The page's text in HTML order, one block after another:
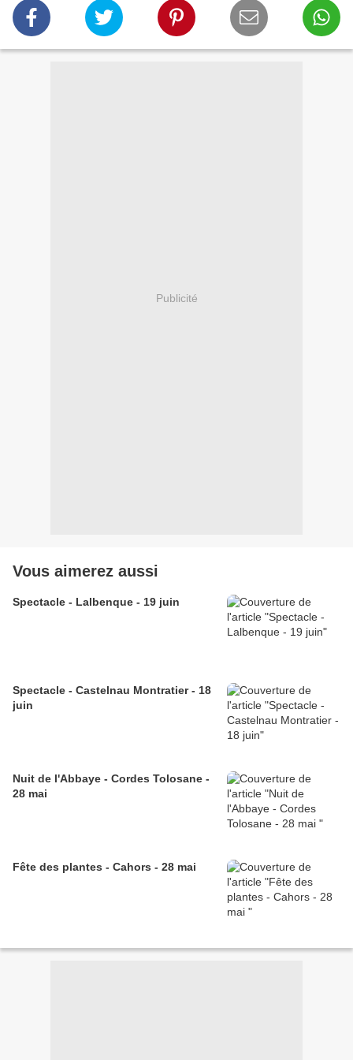
Publicité
Vous aimerez aussi
Spectacle - Lalbenque - 19 juin
Spectacle - Castelnau Montratier - 18
juin
Nuit de l'Abbaye - Cordes Tolosane -
28 mai
Fête des plantes - Cahors - 28 mai